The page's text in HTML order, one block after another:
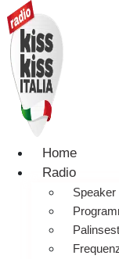
Home
Radio
Speaker